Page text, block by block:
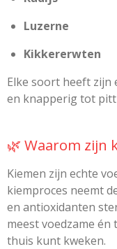
Luzerne
Kikkererwten
Elke soort heeft zijn
en knapperig tot
🌿 Waarom zijn
Kiemen zijn echte
kiemproces neemt
en antioxidanten
meest voedzame
thuis kunt kweken.